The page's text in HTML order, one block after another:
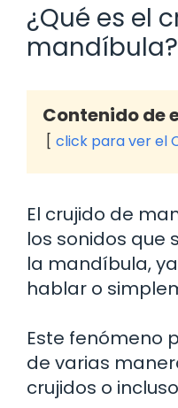
¿Qué es el
mandíbula?
Contenido de
click para ver el
El crujido de
los sonidos que
la mandíbula,
hablar o
Este fenómeno
de varias
crujidos o